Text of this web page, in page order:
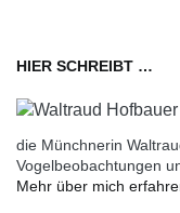
HIER SCHREIBT …
die Münchnerin
Vogelbeobachtungen
Mehr über mich